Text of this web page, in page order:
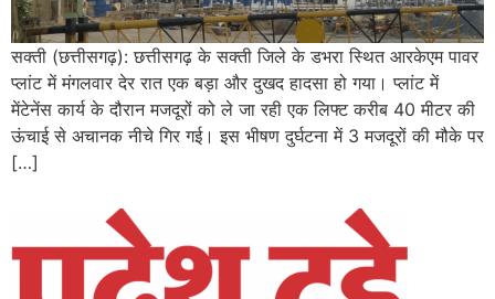
सक्ती (छत्तीसगढ़): छत्तीसगढ़ के सक्ती जिले के डभरा स्थित आरकेएम पावर
प्लांट में मंगलवार देर रात एक बड़ा और दुखद हादसा हो गया। प्लांट में
मेंटेनेंस कार्य के दौरान मजदूरों को ले जा रही एक लिफ्ट करीब 40 मीटर की
ऊंचाई से अचानक नीचे गिर गई। इस भीषण दुर्घटना में 3 मजदूरों की मौके पर
[…]